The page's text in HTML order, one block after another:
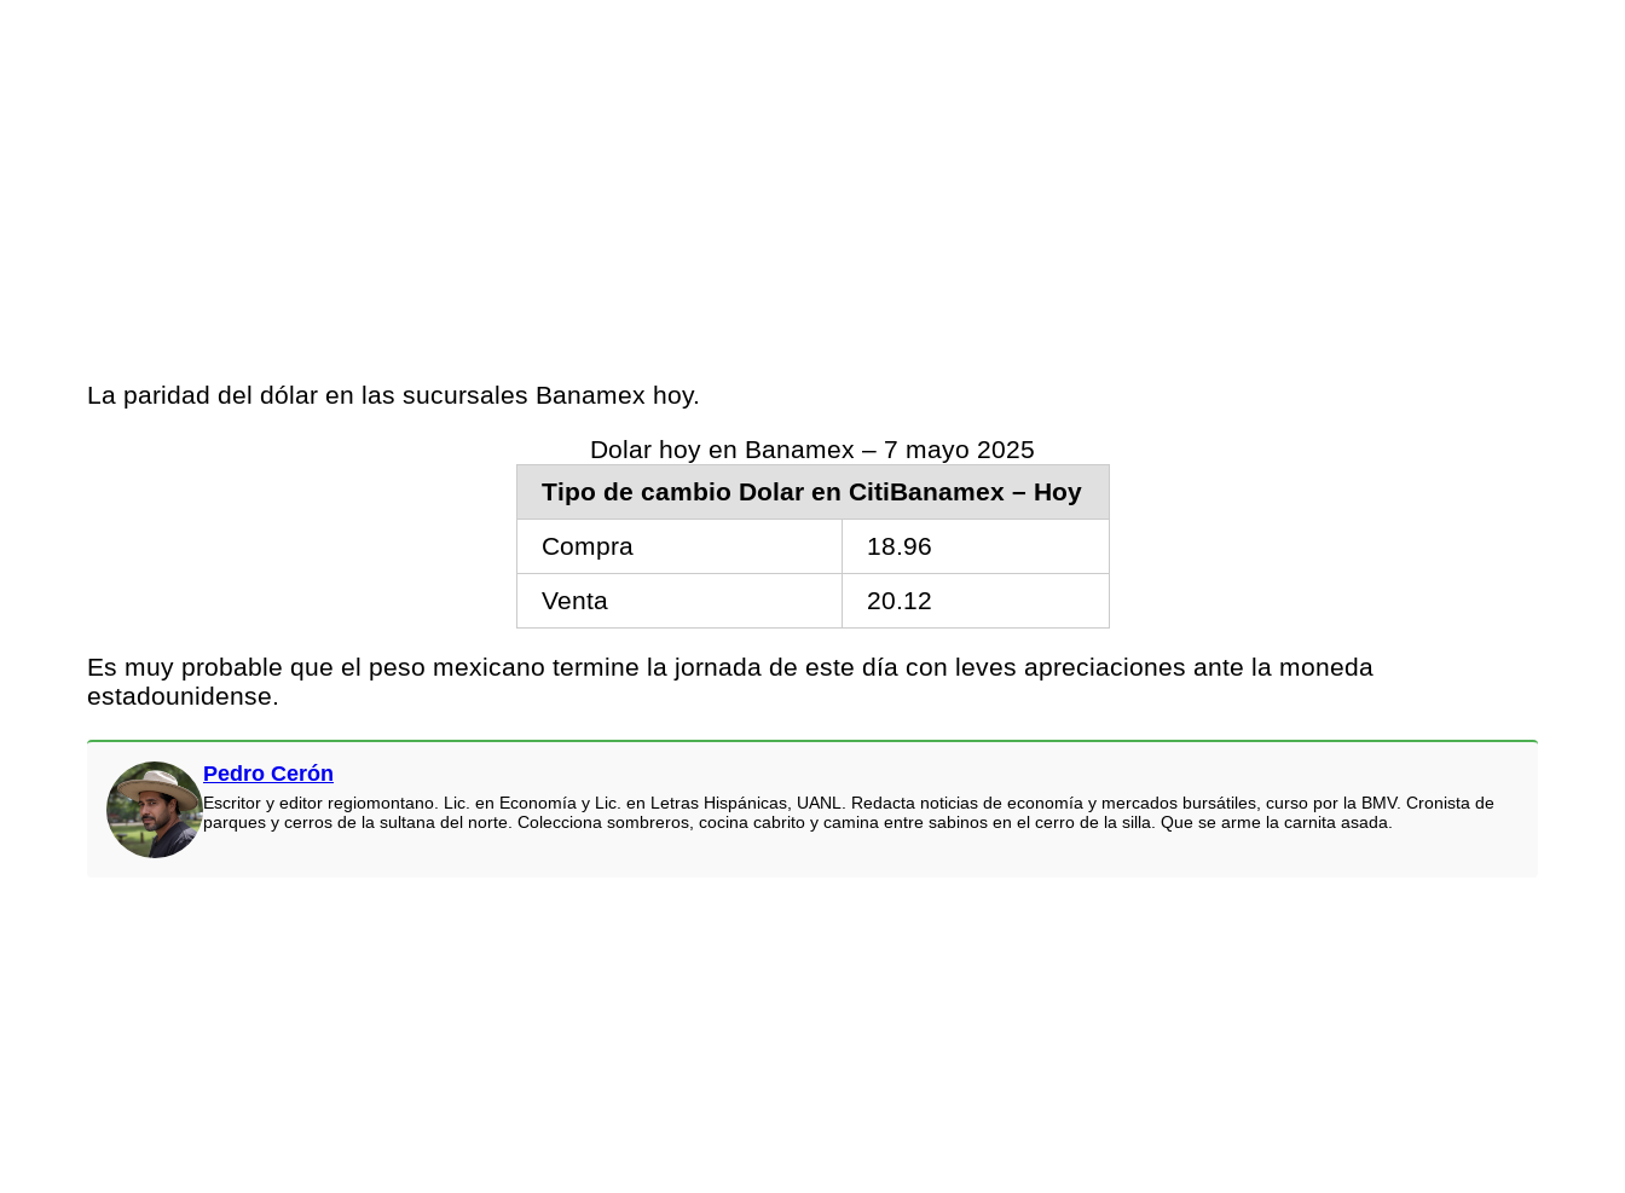
La paridad del dólar en las sucursales Banamex hoy.
Dolar hoy en Banamex – 7 mayo 2025
Tipo de cambio Dolar en CitiBanamex – Hoy
Compra
18.96
Venta
20.12
Es muy probable que el peso mexicano termine la jornada de este día con leves apreciaciones ante la moneda
estadounidense.
Pedro Cerón
Escritor y editor regiomontano. Lic. en Economía y Lic. en Letras Hispánicas, UANL. Redacta noticias de economía y mercados bursátiles, curso por la BMV. Cronista de
parques y cerros de la sultana del norte. Colecciona sombreros, cocina cabrito y camina entre sabinos en el cerro de la silla. Que se arme la carnita asada.